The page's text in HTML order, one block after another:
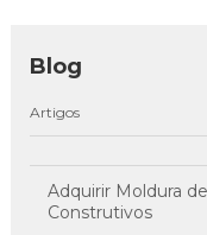
Blog
Artigos
Adquirir Moldura
Construtivos